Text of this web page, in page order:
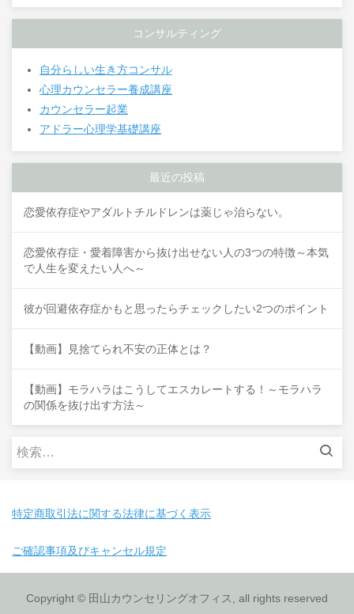
コンサルティング
自分らしい生き方コンサル
心理カウンセラー養成講座
カウンセラー起業
アドラー心理学基礎講座
最近の投稿
恋愛依存症やアダルトチルドレンは薬じゃ治らない。
恋愛依存症・愛着障害から抜け出せない人の3つの特徴～本気
で人生を変えたい人へ～
彼が回避依存症かもと思ったらチェックしたい2つのポイント
【動画】見捨てられ不安の正体とは？
【動画】モラハラはこうしてエスカレートする！～モラハラ
の関係を抜け出す方法～
検
特定商取引法に関する法律に基づく表示
ご確認事項及びキャンセル規定
Copyright © 田山カウンセリングオフィス, all rights reserved